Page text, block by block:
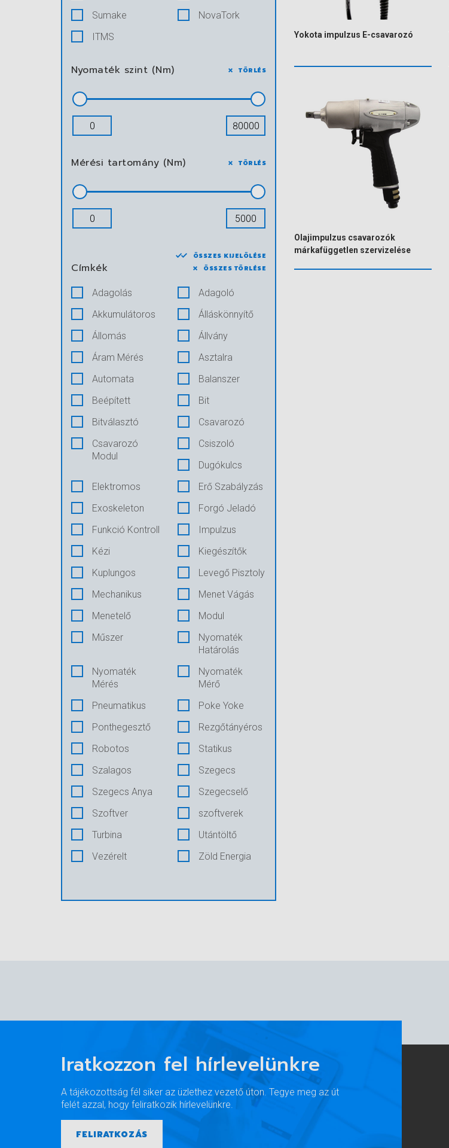
Sumake
NovaTork
ITMS
Nyomaték szint (Nm) TÖRLÉS
Mérési tartomány (Nm) TÖRLÉS
Címkék
ÖSSZES KIJELÖLÉSE
ÖSSZES TÖRLÉSE
Adagolás
Adagoló
Akkumulátoros
Álláskönnyítő
Állomás
Állvány
Áram Mérés
Asztalra
Automata
Balanszer
Beépített
Bit
Bitválasztó
Csavarozó
Csavarozó
Modul
Csiszoló
Dugókulcs
Elektromos
Erő Szabályzás
Exoskeleton
Forgó Jeladó
Funkció Kontroll
Impulzus
Kézi
Kiegészítők
Kuplungos
Levegő Pisztoly
Mechanikus
Menet Vágás
Menetelő
Modul
Műszer
Nyomaték
Határolás
Nyomaték
Mérés
Nyomaték
Mérő
Pneumatikus
Poke Yoke
Ponthegesztő
Rezgőtányéros
Robotos
Statikus
Szalagos
Szegecs
Szegecs Anya
Szegecselő
Szoftver
szoftverek
Turbina
Utántöltő
Vezérelt
Zöld Energia
Yokota impulzus E-csavarozó
Olajimpulzus csavarozók
márkafüggetlen szervizelése
Iratkozzon fel hírlevelünkre
A tájékozottság fél siker az üzlethez vezető úton. Tegye meg az út
felét azzal, hogy feliratkozik hírlevelünkre.
FELIRATKOZÁS